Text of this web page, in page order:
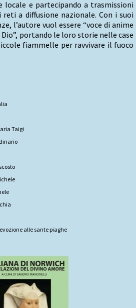
locale e partecipando a trasmissioni
a diffusione nazionale. Con i suoi
l’autore vuol essere “voce di anime
portando le loro storie nelle case
fiammelle per ravvivare il fuoco
Taigi
alle sante piaghe